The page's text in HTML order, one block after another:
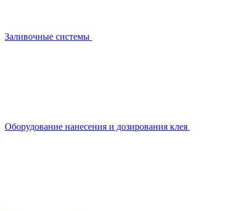
Заливочные системы
Оборудование нанесения и дозирования клея